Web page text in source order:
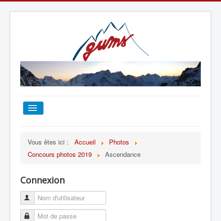
TOUT SUR LE GUMS
ESCALADE
ALPINISME
Vous êtes ici : Accueil
Photos
Concours photos 2019
Ascendance
Connexion